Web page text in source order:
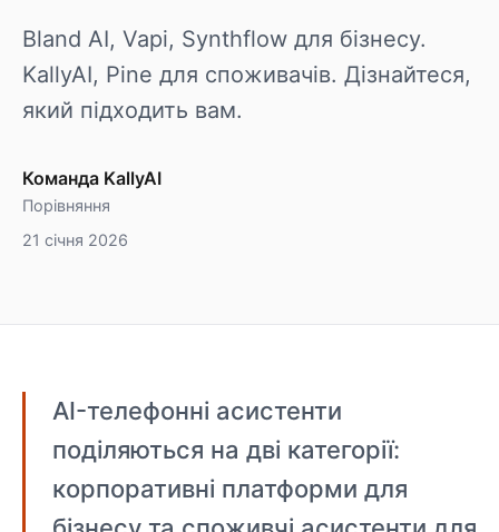
Bland AI, Vapi, Synthflow для бізнесу.
KallyAI, Pine для споживачів. Дізнайтеся,
який підходить вам.
Команда KallyAI
Порівняння
21 січня 2026
AI-телефонні асистенти
поділяються на дві категорії:
корпоративні платформи для